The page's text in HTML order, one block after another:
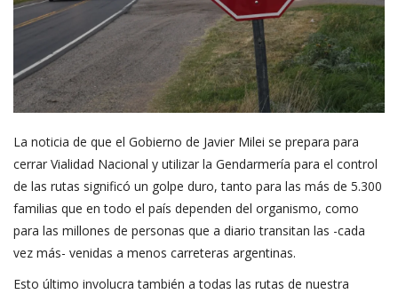
La noticia de que el Gobierno de Javier Milei se prepara para
cerrar Vialidad Nacional y utilizar la Gendarmería para el control
de las rutas significó un golpe duro, tanto para las más de 5.300
familias que en todo el país dependen del organismo, como
para las millones de personas que a diario transitan las -cada
vez más- venidas a menos carreteras argentinas.
Esto último involucra también a todas las rutas de nuestra